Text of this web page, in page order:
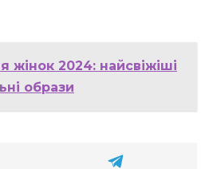
жінок 2024: найсвіжіші
образи